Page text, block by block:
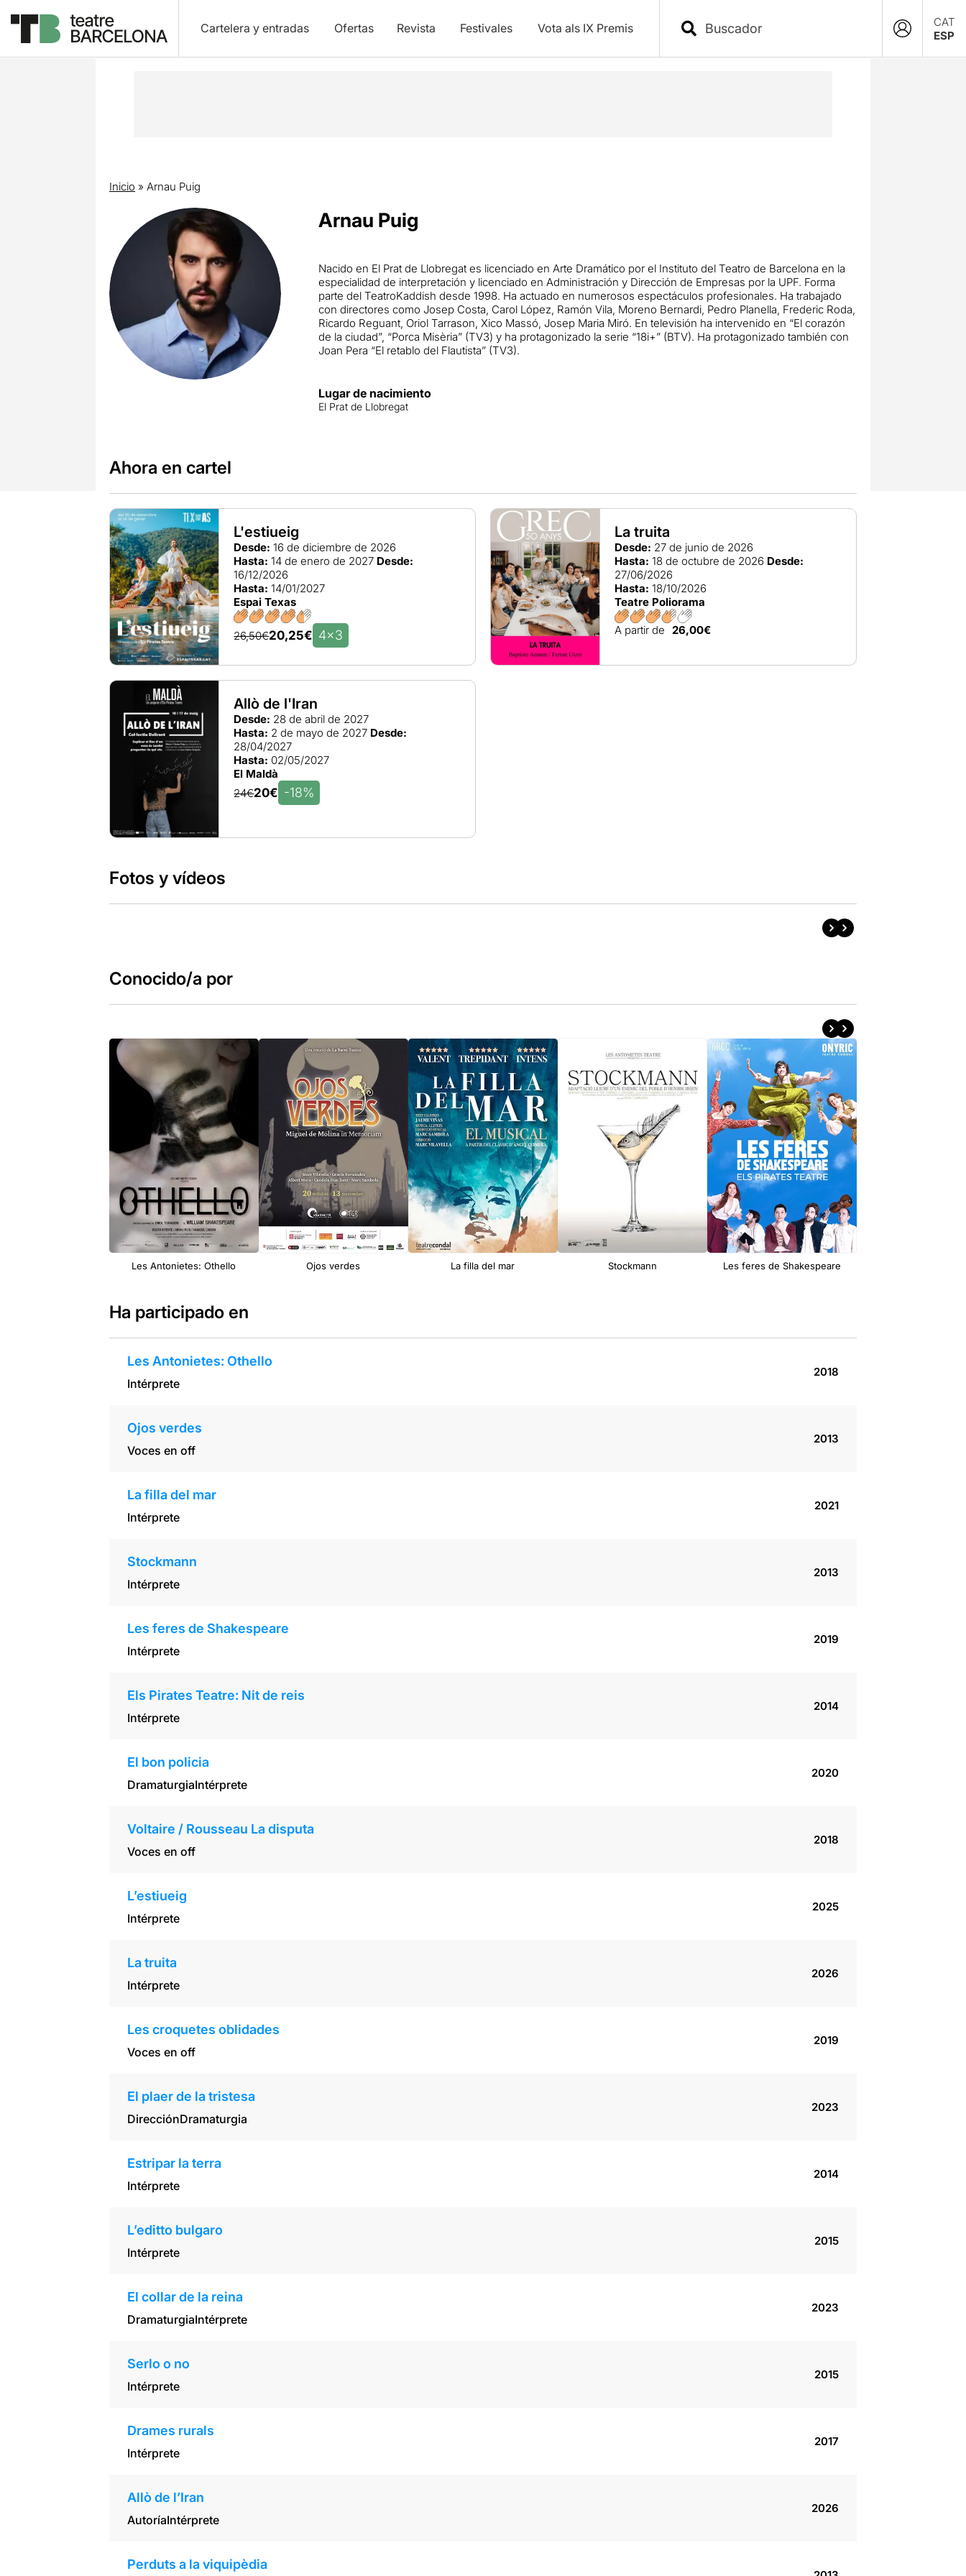
Cartelera y entradas Ofertas Revista Festivales Vota als IX Premis
CAT
ESP
Inicio » Arnau Puig
Arnau Puig
Nacido en El Prat de Llobregat es licenciado en Arte Dramático por el Instituto del Teatro de Barcelona en la
especialidad de interpretación y licenciado en Administración y Dirección de Empresas por la UPF. Forma
parte del TeatroKaddish desde 1998. Ha actuado en numerosos espectáculos profesionales. Ha trabajado
con directores como Josep Costa, Carol López, Ramón Vila, Moreno Bernardi, Pedro Planella, Frederic Roda,
Ricardo Reguant, Oriol Tarrason, Xico Massó, Josep Maria Miró. En televisión ha intervenido en “El corazón
de la ciudad”, “Porca Misèria” (TV3) y ha protagonizado la serie “18i+” (BTV). Ha protagonizado también con
Joan Pera “El retablo del Flautista” (TV3).
Lugar de nacimiento
El Prat de Llobregat
Ahora en cartel
L'estiueig
Desde: 16 de diciembre de 2026
Hasta: 14 de enero de 2027 Desde:
16/12/2026
Hasta: 14/01/2027
Espai Texas
26,50€20,25€ 4x3
La truita
Desde: 27 de junio de 2026
Hasta: 18 de octubre de 2026 Desde:
27/06/2026
Hasta: 18/10/2026
Teatre Poliorama
A partir de 26,00€
Allò de l'Iran
Desde: 28 de abril de 2027
Hasta: 2 de mayo de 2027 Desde:
28/04/2027
Hasta: 02/05/2027
El Maldà
24€20€ -18%
Fotos y vídeos
Conocido/a por
Les Antonietes: Othello Ojos verdes La filla del mar Stockmann Les feres de Shakespeare
Ha participado en
Les Antonietes: Othello
Intérprete
2018
Ojos verdes
Voces en off
2013
La filla del mar
Intérprete
2021
Stockmann
Intérprete
2013
Les feres de Shakespeare
Intérprete
2019
Els Pirates Teatre: Nit de reis
Intérprete
2014
El bon policia
DramaturgiaIntérprete
2020
Voltaire / Rousseau La disputa
Voces en off
2018
L’estiueig
Intérprete
2025
La truita
Intérprete
2026
Les croquetes oblidades
Voces en off
2019
El plaer de la tristesa
DirecciónDramaturgia
2023
Estripar la terra
Intérprete
2014
L’editto bulgaro
Intérprete
2015
El collar de la reina
DramaturgiaIntérprete
2023
Serlo o no
Intérprete
2015
Drames rurals
Intérprete
2017
Allò de l’Iran
AutoríaIntérprete
2026
Perduts a la viquipèdia